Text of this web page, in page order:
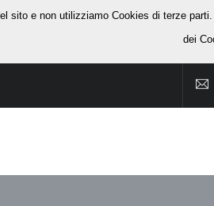
sito e non utilizziamo Cookies di terze
dei